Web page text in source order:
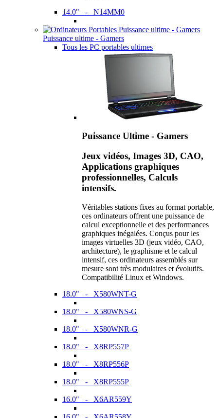
14.0" - N14MM0
Puissance ultime - Gamers
Tous les PC portables ultimes
Puissance Ultime - Gamers
Jeux vidéos, Images 3D, CAO,
Applications graphiques
professionnelles, Calculs
intensifs.
Véritables stations fixes au format portable,
ces ordinateurs offrent une puissance de
calcul exceptionnelle et des performances
graphiques inégalées. Conçus pour les
images virtuelles 3D (jeux vidéo, CAO,
architecture), le graphisme et le calcul
intensif, ces ordinateurs assemblés sur
mesure sont très modulaires et évolutifs.
Compatibilité Linux et Windows.
18.0" - X580WNT-G
18.0" - X580WNS-G
18.0" - X580WNR-G
18.0" - X8RP557P
18.0" - X8RP556P
18.0" - X8RP555P
16.0" - X6AR559Y